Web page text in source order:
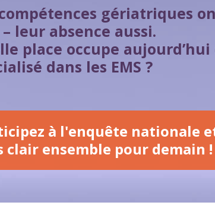
gériatriques
leur absence aussi.
place occupe aujourd’hui
dans les EMS ?
à l'enquête nationale
clair ensemble pour demain !